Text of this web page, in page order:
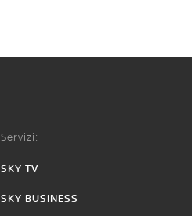
Servizi:
SKY TV
SKY BUSINESS